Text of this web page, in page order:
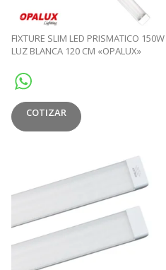
FIXTURE SLIM LED PRISMATICO 150W
LUZ BLANCA 120 CM «OPALUX»
COTIZAR